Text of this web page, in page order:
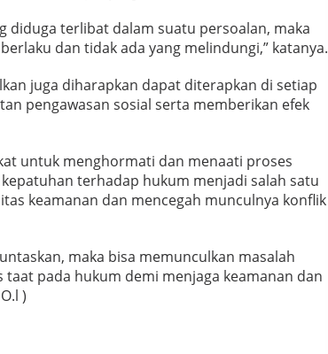
diduga terlibat dalam suatu persoalan, maka
dan tidak ada yang melindungi,” katanya.
juga diharapkan dapat diterapkan di setiap
pengawasan sosial serta memberikan efek
untuk menghormati dan menaati proses
terhadap hukum menjadi salah satu
keamanan dan mencegah munculnya konflik
maka bisa memunculkan masalah
pada hukum demi menjaga keamanan dan
)